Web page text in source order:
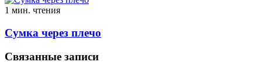
1 мин. чтения
Сумка через плечо
Связанные записи